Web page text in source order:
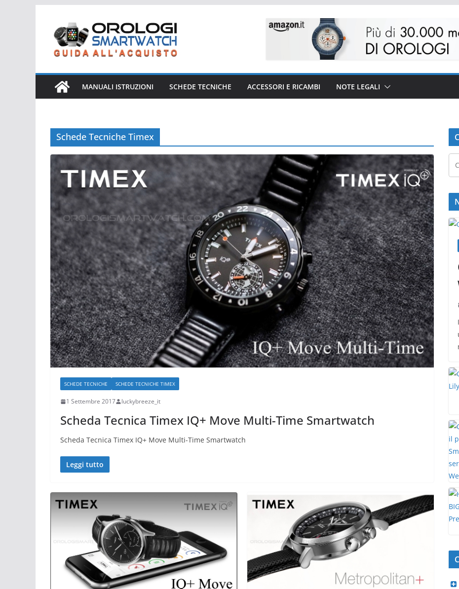
contenuto
MANUALI ISTRUZIONI SCHEDE TECNICHE ACCESSORI E RICAMBI NOTE LEGALI
Schede Tecniche Timex
SCHEDE TECNICHE SCHEDE TECNICHE TIMEX
1 Settembre 2017 luckybreeze_it
Scheda Tecnica Timex IQ+ Move Multi-Time Smartwatch
Scheda Tecnica Timex IQ+ Move Multi-Time Smartwatch
Leggi tutto